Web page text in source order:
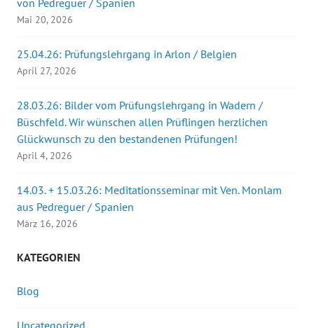
von Pedreguer / Spanien
Mai 20, 2026
25.04.26: Prüfungslehrgang in Arlon / Belgien
April 27, 2026
28.03.26: Bilder vom Prüfungslehrgang in Wadern /
Büschfeld. Wir wünschen allen Prüflingen herzlichen
Glückwunsch zu den bestandenen Prüfungen!
April 4, 2026
14.03. + 15.03.26: Meditationsseminar mit Ven. Monlam
aus Pedreguer / Spanien
März 16, 2026
KATEGORIEN
Blog